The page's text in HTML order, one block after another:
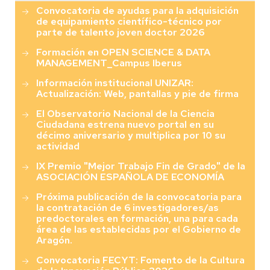
Convocatoria de ayudas para la adquisición
de equipamiento científico-técnico por
parte de talento joven doctor 2026
Formación en OPEN SCIENCE & DATA
MANAGEMENT_Campus Iberus
Información institucional UNIZAR:
Actualización: Web, pantallas y pie de firma
El Observatorio Nacional de la Ciencia
Ciudadana estrena nuevo portal en su
décimo aniversario y multiplica por 10 su
actividad
IX Premio "Mejor Trabajo Fin de Grado" de la
ASOCIACIÓN ESPAÑOLA DE ECONOMÍA
Próxima publicación de la convocatoria para
la contratación de 6 investigadores/as
predoctorales en formación, una para cada
área de las establecidas por el Gobierno de
Aragón.
Convocatoria FECYT: Fomento de la Cultura